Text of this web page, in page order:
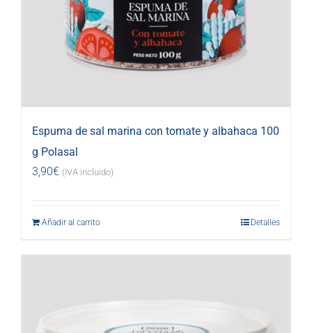
Espuma de sal marina con tomate y albahaca 100
g Polasal
3,90€ (IVA incluido)
Añadir al carrito Detalles